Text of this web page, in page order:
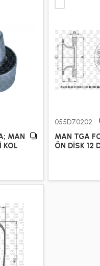
MAN
KOL
055D70202
MAN TGA
ÖN DİSK 12